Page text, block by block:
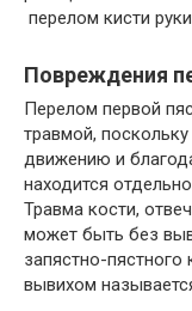
перелом кисти
Повреждения
Перелом первой
травмой,
движению и
находится
Травма кости,
может быть без
запястно-
вывихом